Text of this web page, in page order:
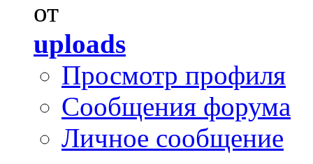
от
uploads
Просмотр профиля
Сообщения форума
Личное сообщение